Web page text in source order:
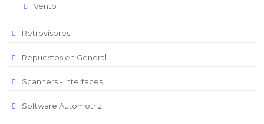
Vento
Retrovisores
Repuestos en General
Scanners - Interfaces
Software Automotriz